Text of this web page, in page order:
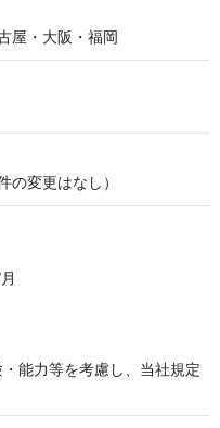
屋・大阪・福岡
の変更はなし）
能力等を考慮し、当社規定